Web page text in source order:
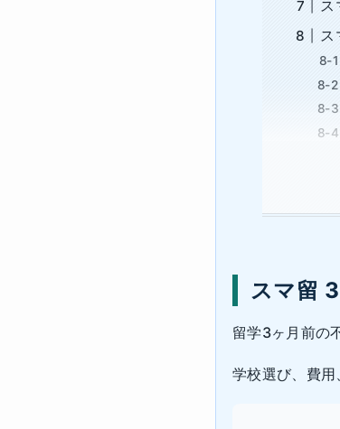
ス
ス
スマ留
留学3ヶ月前の
学校選び、費用